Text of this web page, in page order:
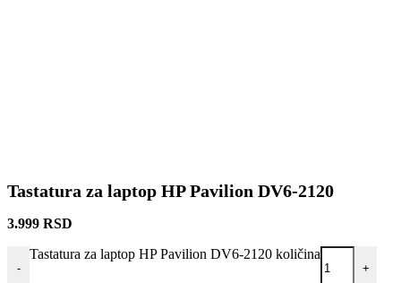
Tastatura za laptop HP Pavilion DV6-2120
3.999 RSD
-
Tastatura za laptop HP Pavilion DV6-2120 količina
+